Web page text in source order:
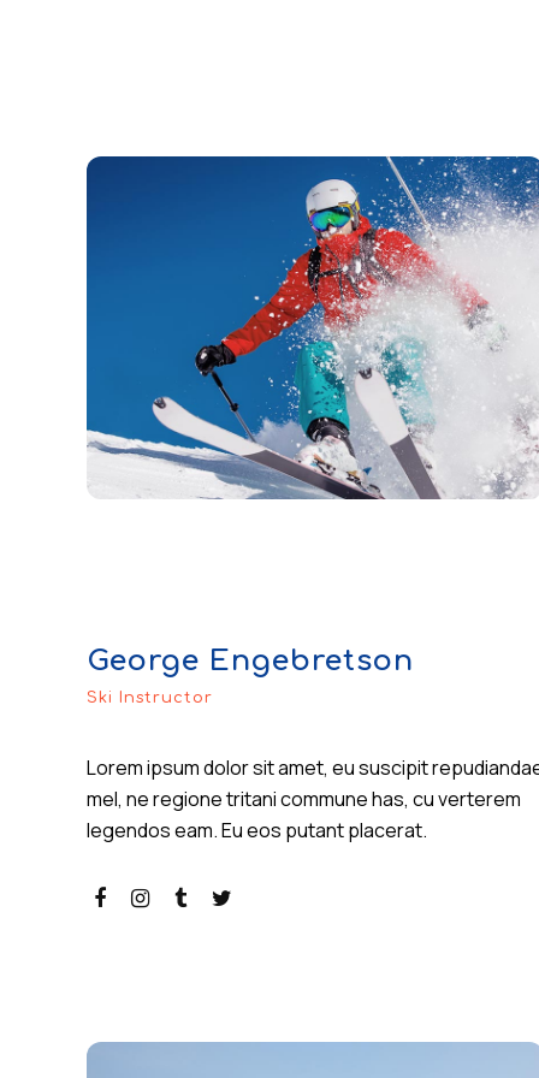
George Engebretson
Ski Instructor
Lorem ipsum dolor sit amet, eu suscipit
mel, ne regione tritani commune has, cu verterem
legendos eam. Eu eos putant placerat.